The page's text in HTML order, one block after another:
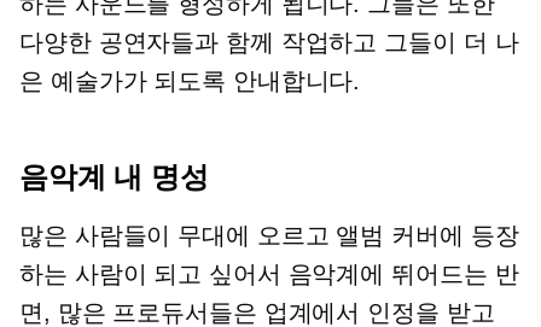
다양한 공연자들과 함께 작업하고 그들이 더 나
은 예술가가 되도록 안내합니다.
음악계 내 명성
많은 사람들이 무대에 오르고 앨범 커버에 등장
하는 사람이 되고 싶어서 음악계에 뛰어드는 반
면, 많은 프로듀서들은 업계에서 인정을 받고